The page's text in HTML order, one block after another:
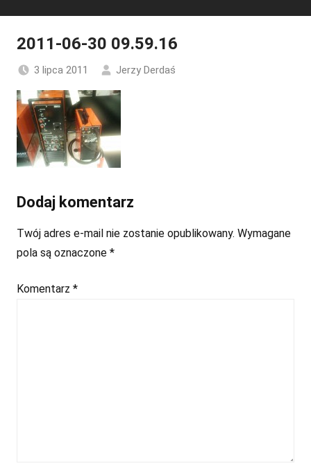
2011-06-30 09.59.16
3 lipca 2011 Jerzy Derdaś
Dodaj komentarz
Twój adres e-mail nie zostanie opublikowany. Wymagane
pola są oznaczone *
Komentarz *